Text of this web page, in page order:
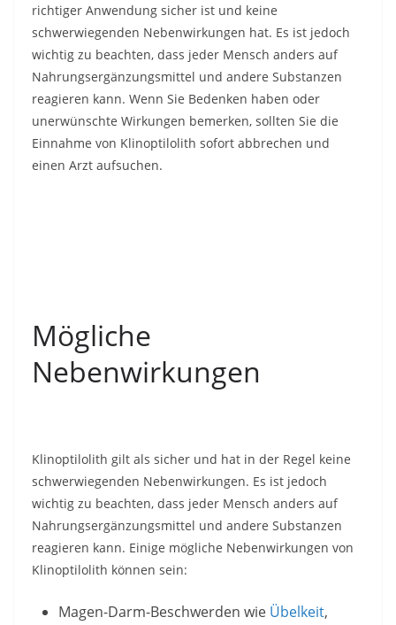
richtiger Anwendung sicher ist und keine
schwerwiegenden Nebenwirkungen hat. Es ist jedoch
wichtig zu beachten, dass jeder Mensch anders auf
Nahrungsergänzungsmittel und andere Substanzen
reagieren kann. Wenn Sie Bedenken haben oder
unerwünschte Wirkungen bemerken, sollten Sie die
Einnahme von Klinoptilolith sofort abbrechen und
einen Arzt aufsuchen.
Mögliche
Nebenwirkungen
Klinoptilolith gilt als sicher und hat in der Regel keine
schwerwiegenden Nebenwirkungen. Es ist jedoch
wichtig zu beachten, dass jeder Mensch anders auf
Nahrungsergänzungsmittel und andere Substanzen
reagieren kann. Einige mögliche Nebenwirkungen von
Klinoptilolith können sein:
Magen-Darm-Beschwerden wie Übelkeit,